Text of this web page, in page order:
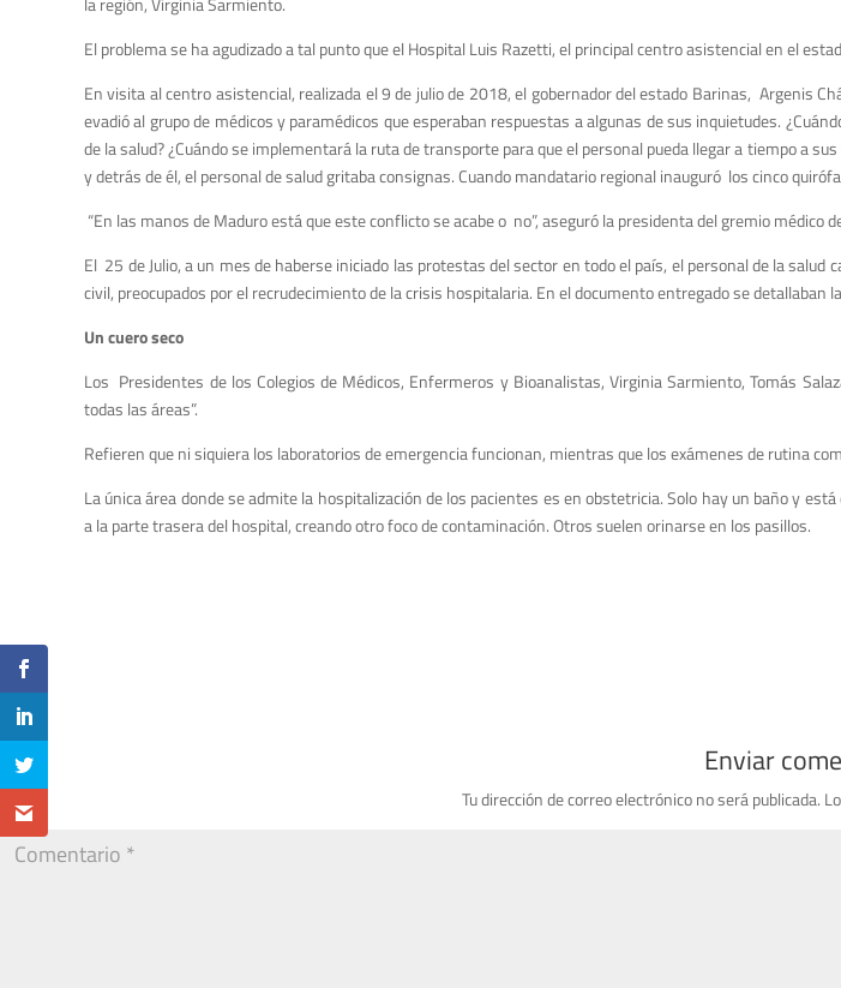
El problema se ha agudizado a tal punto que el Hospital Luis Razetti, el principal centro asistencial en el
En visita al centro asistencial, realizada el 9 de julio de 2018, el gobernador del estado Barinas, Argenis
evadió al grupo de médicos y paramédicos que esperaban respuestas a algunas de sus inquietudes.
de la salud? ¿Cuándo se implementará la ruta de transporte para que el personal pueda llegar a tiempo a
y detrás de él, el personal de salud gritaba consignas. Cuando mandatario regional inauguró los cinco
“En las manos de Maduro está que este conflicto se acabe o no”, aseguró la presidenta del gremio médico
El 25 de Julio, a un mes de haberse iniciado las protestas del sector en todo el país, el personal de la
civil, preocupados por el recrudecimiento de la crisis hospitalaria. En el documento entregado se
Un cuero seco
Los Presidentes de los Colegios de Médicos, Enfermeros y Bioanalistas, Virginia Sarmiento, Tomás
todas las áreas”.
Refieren que ni siquiera los laboratorios de emergencia funcionan, mientras que los exámenes de rutina
La única área donde se admite la hospitalización de los pacientes es en obstetricia. Solo hay un baño y
a la parte trasera del hospital, creando otro foco de contaminación. Otros suelen orinarse en los pasillos.
Enviar
Tu dirección de correo electrónico no será publicada.